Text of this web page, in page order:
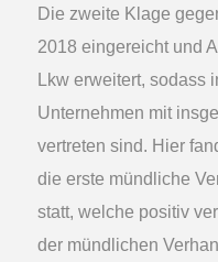
Die zweite Klage
2018 eingereicht und
Lkw erweitert, sodass
Unternehmen mit
vertreten sind. Hier
die erste mündliche
statt, welche positiv
der mündlichen